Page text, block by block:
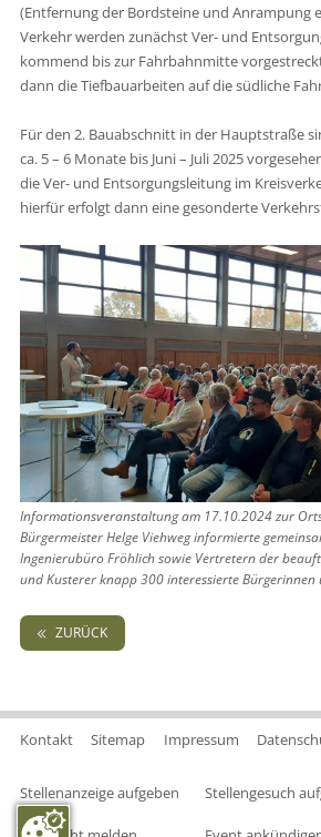
(Entfernung der Bordsteine und Anrampung
Verkehr werden zunächst Ver- und
kommend bis zur Fahrbahnmitte
dann die Tiefbauarbeiten auf die südliche
Für den 2. Bauabschnitt in der Hauptstraße
ca. 5 – 6 Monate bis Juni – Juli 2025
die Ver- und Entsorgungsleitung im
hierfür erfolgt dann eine gesonderte
Informationsveranstaltung am 17.10.2024 zur
Bürgermeister Helge Viehweg informierte
Ingenierubüro Fröhlich sowie Vertretern der
und Kusterer knapp 300 interessierte Bürgerinnen
ZURÜCK
Kontakt Sitemap Impressum
Stellenanzeige aufgeben Stellengesuch